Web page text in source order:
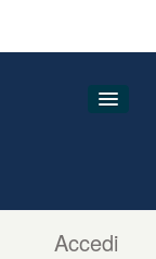
Accedi